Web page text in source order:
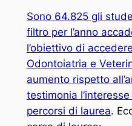
Sono 64.825 gli
filtro per l’anno
l’obiettivo di
Odontoiatria e
aumento rispetto
testimonia
percorsi di laurea.